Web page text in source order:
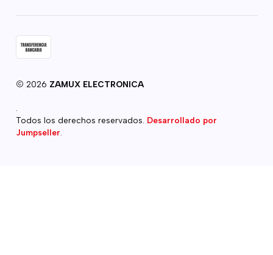
2026 ZAMUX ELECTRONICA
Todos los derechos reservados. Desarrollado por
Jumpseller